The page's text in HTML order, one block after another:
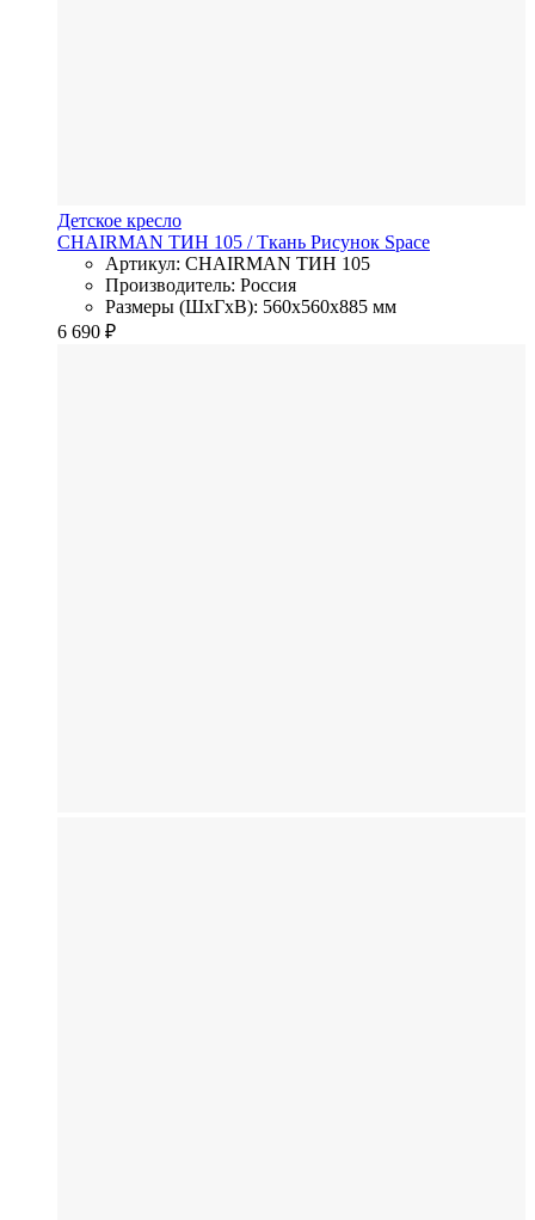
Детское кресло
CHAIRMAN ТИН 105 / Ткань Рисунок Space
Артикул: CHAIRMAN ТИН 105
Производитель: Россия
Размеры (ШхГхВ): 560x560x885 мм
6 690 ₽